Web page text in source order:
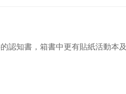
認知書，箱書中更有貼紙活動本及